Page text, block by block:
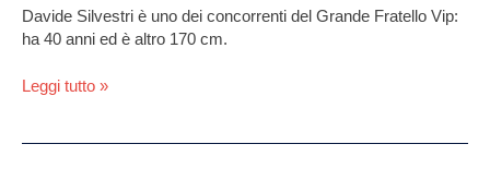
Davide Silvestri è uno dei concorrenti del Grande Fratello Vip:
ha 40 anni ed è altro 170 cm.
figli,
Grande
Instagram
Leggi tutto »